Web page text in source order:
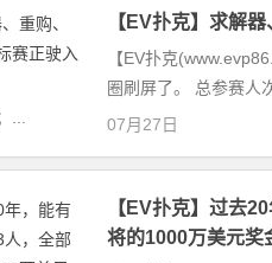
【EV扑克】求解
【EV扑克
圈刷屏了。 总参赛人
...
07月27日
【EV扑克】过去
将的1000万美元奖